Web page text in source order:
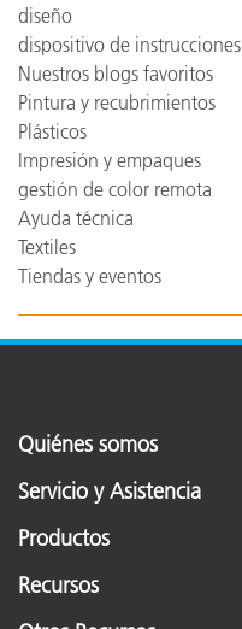
diseño
dispositivo de instrucciones
Nuestros blogs favoritos
Pintura y recubrimientos
Plásticos
Impresión y empaques
gestión de color remota
Ayuda técnica
Textiles
Tiendas y eventos
Quiénes somos
Servicio y Asistencia
Productos
Recursos